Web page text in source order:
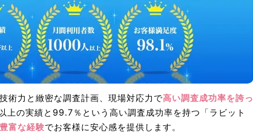
術力と緻密な調査計画、現場対応力で高い調査成功率を誇っ
上の実績と99.7％という高い調査成功率を持つ「ラビット
富な経験でお客様に安心感を提供します。